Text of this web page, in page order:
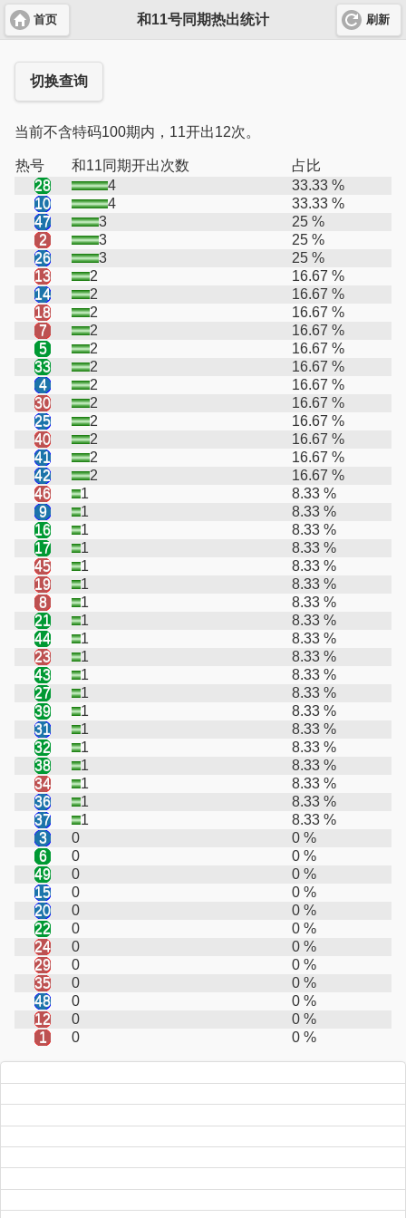
首页 和11号同期热出统计 刷新
切换查询
当前不含特码100期内，11开出12次。
热号 和11同期开出次数
占比
28
4
33.33 %
10
4
33.33 %
47
3
25 %
2
3
25 %
26
3
25 %
13
2
16.67 %
14
2
16.67 %
18
2
16.67 %
7
2
16.67 %
5
2
16.67 %
33
2
16.67 %
4
2
16.67 %
30
2
16.67 %
25
2
16.67 %
40
2
16.67 %
41
2
16.67 %
42
2
16.67 %
46
1
8.33 %
9
1
8.33 %
16
1
8.33 %
17
1
8.33 %
45
1
8.33 %
19
1
8.33 %
8
1
8.33 %
21
1
8.33 %
44
1
8.33 %
23
1
8.33 %
43
1
8.33 %
27
1
8.33 %
39
1
8.33 %
31
1
8.33 %
32
1
8.33 %
38
1
8.33 %
34
1
8.33 %
36
1
8.33 %
37
1
8.33 %
3
0
0 %
6
0
0 %
49
0
0 %
15
0
0 %
20
0
0 %
22
0
0 %
24
0
0 %
29
0
0 %
35
0
0 %
48
0
0 %
12
0
0 %
1
0 0 %